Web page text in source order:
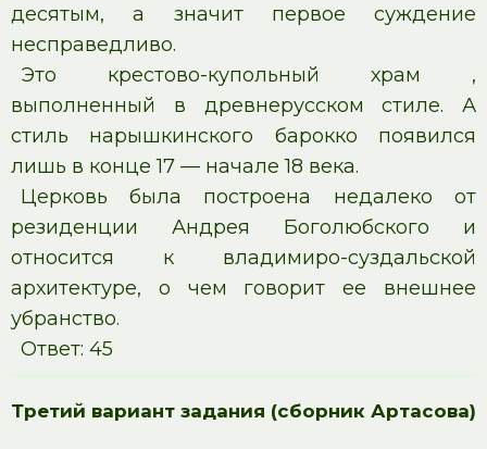
десятым, а значит первое суждение
несправедливо.
Это крестово-купольный храм ,
выполненный в древнерусском стиле. А
стиль нарышкинского барокко появился
лишь в конце 17 — начале 18 века.
Церковь была построена недалеко от
резиденции Андрея Боголюбского и
относится к владимиро-суздальской
архитектуре, о чем говорит ее внешнее
убранство.
Ответ: 45
Третий вариант задания (сборник Артасова)